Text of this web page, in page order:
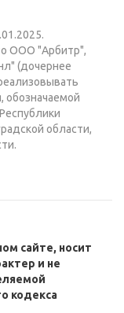
ООО "Арбитр",
(дочернее
обозначаемой
области,
сайте, носит
и не
кодекса